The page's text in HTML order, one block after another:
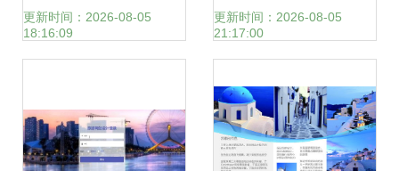
计划书
更新时间：2026-08-05
18:16:09
的专业价值
更新时间：2026-08-05
21:17:00